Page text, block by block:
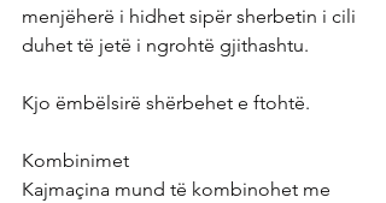
menjëherë i hidhet sipër sherbetin i cili
duhet të jetë i ngrohtë gjithashtu.
Kjo ëmbëlsirë shërbehet e ftohtë.
Kombinimet
Kajmaçina mund të kombinohet me